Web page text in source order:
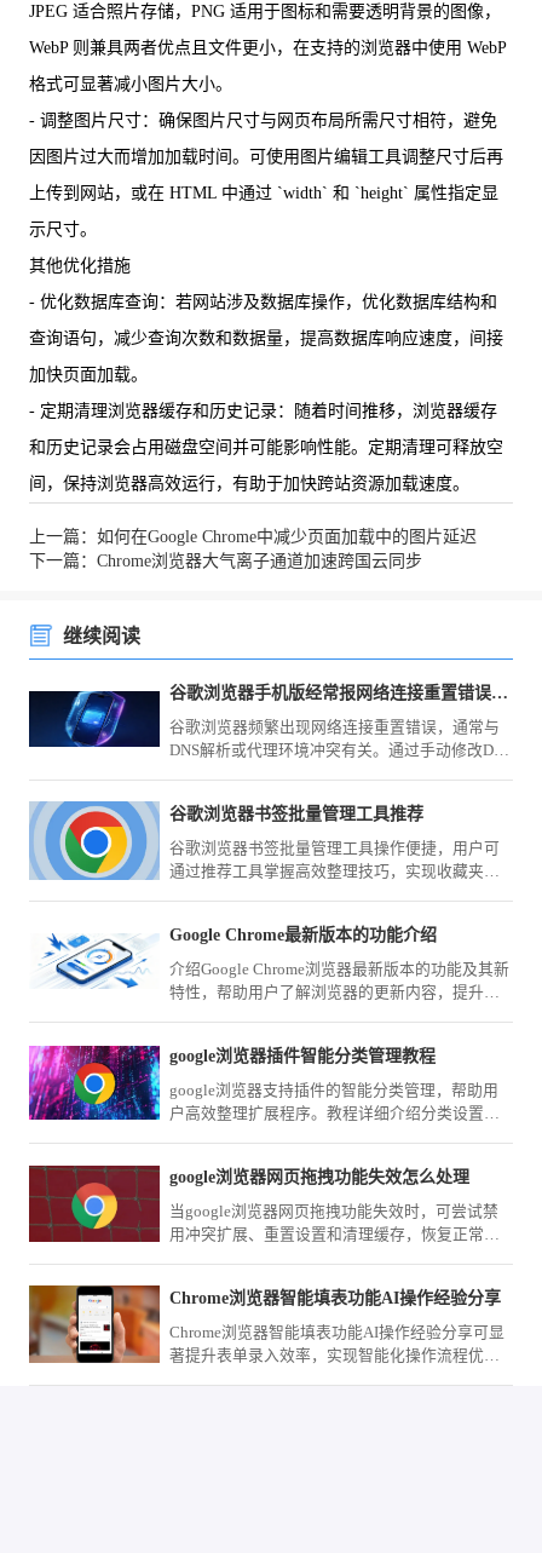
JPEG 适合照片存储，PNG 适用于图标和需要透明背景的图像，
WebP 则兼具两者优点且文件更小，在支持的浏览器中使用 WebP
格式可显著减小图片大小。
- 调整图片尺寸：确保图片尺寸与网页布局所需尺寸相符，避免
因图片过大而增加加载时间。可使用图片编辑工具调整尺寸后再
上传到网站，或在 HTML 中通过 `width` 和 `height` 属性指定显
示尺寸。
其他优化措施
- 优化数据库查询：若网站涉及数据库操作，优化数据库结构和
查询语句，减少查询次数和数据量，提高数据库响应速度，间接
加快页面加载。
- 定期清理浏览器缓存和历史记录：随着时间推移，浏览器缓存
和历史记录会占用磁盘空间并可能影响性能。定期清理可释放空
间，保持浏览器高效运行，有助于加快跨站资源加载速度。
上一篇：如何在Google Chrome中减少页面加载中的图片延迟
下一篇：Chrome浏览器大气离子通道加速跨国云同步
继续阅读
谷歌浏览器手机版经常报网络连接重置错误到底怎么改机
谷歌浏览器频繁出现网络连接重置错误，通常与
DNS解析或代理环境冲突有关。通过手动修改DNS
谷歌浏览器书签批量管理工具推荐
谷歌浏览器书签批量管理工具操作便捷，用户可
通过推荐工具掌握高效整理技巧，实现收藏夹分
Google Chrome最新版本的功能介绍
介绍Google Chrome浏览器最新版本的功能及其新
特性，帮助用户了解浏览器的更新内容，提升使
google浏览器插件智能分类管理教程
google浏览器支持插件的智能分类管理，帮助用
户高效整理扩展程序。教程详细介绍分类设置方
google浏览器网页拖拽功能失效怎么处理
当google浏览器网页拖拽功能失效时，可尝试禁
用冲突扩展、重置设置和清理缓存，恢复正常交
Chrome浏览器智能填表功能AI操作经验分享
Chrome浏览器智能填表功能AI操作经验分享可显
著提升表单录入效率，实现智能化操作流程优